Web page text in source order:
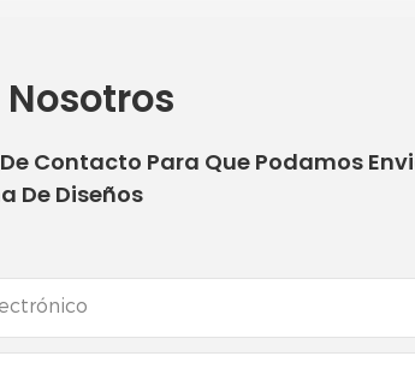
Contacto Para Que Podamos
De Diseños